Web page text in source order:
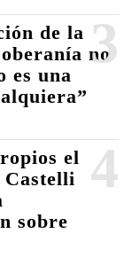
3
de la
no
es una
4
el
sobre